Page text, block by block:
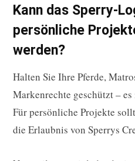
Kann das Sperry-
persönliche
werden?
Halten Sie Ihre Pferde,
Markenrechte geschützt –
Für persönliche Projekte
die Erlaubnis von Sperrys